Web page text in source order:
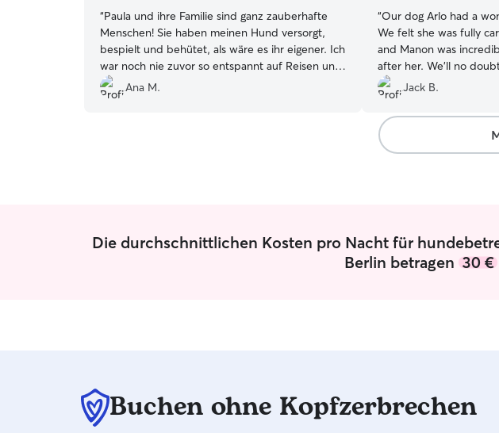
“Paula und ihre Familie sind ganz zauberhafte
Menschen! Sie haben meinen Hund versorgt,
bespielt und behütet, als wäre es ihr eigener. Ich
war noch nie zuvor so entspannt auf Reisen und
werde sie auf jeden Fall als erste fragen, wenn
ich mal wieder liebevolle Hundesitter brauche.
Ana M.
“Our dog Arlo had a
We felt she was fully
and Manon was
after her. We'll no
Jack B.
Die durchschnittlichen Kosten pro Nacht für
Berlin betragen30 €
Buchen ohne Kopfzerbrechen